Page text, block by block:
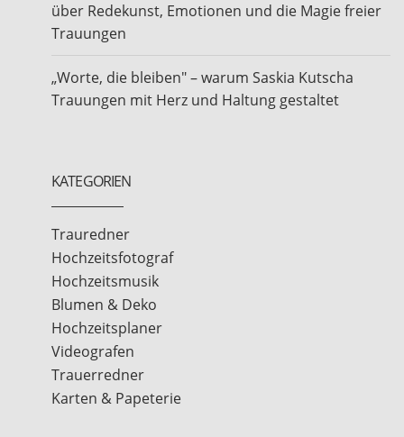
über Redekunst, Emotionen und die Magie freier
Trauungen
„Worte, die bleiben" – warum Saskia Kutscha
Trauungen mit Herz und Haltung gestaltet
KATEGORIEN
Trauredner
Hochzeitsfotograf
Hochzeitsmusik
Blumen & Deko
Hochzeitsplaner
Videografen
Trauerredner
Karten & Papeterie